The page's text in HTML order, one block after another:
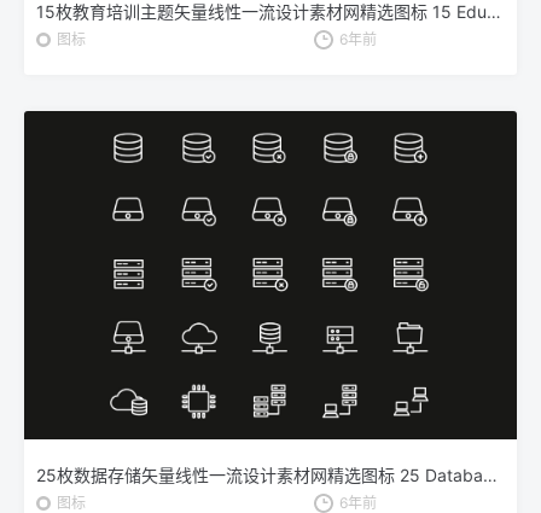
15枚教育培训主题矢量线性一流设计素材网精选图标 15 Education Vector Icons
图标 6年前
25枚数据存储矢量线性一流设计素材网精选图标 25 Database Storage Icons
图标 6年前